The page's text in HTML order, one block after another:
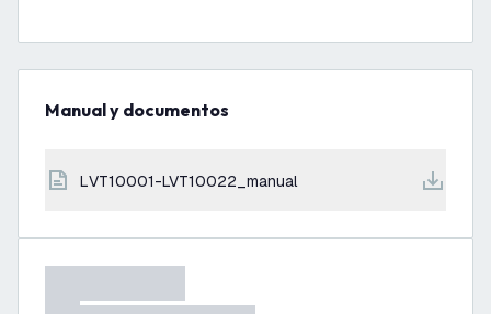
Manual y documentos
LVT10001-LVT10022_manual